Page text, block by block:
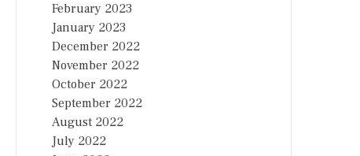
February 2023
January 2023
December 2022
November 2022
October 2022
September 2022
August 2022
July 2022